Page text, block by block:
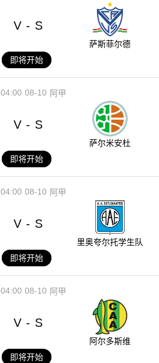
V - S
萨斯菲尔德
即将开始
08-10
04:00 阿甲
V - S
萨尔米安杜
即将开始
08-10
04:00 阿甲
V - S
里奥夸尔托学生队
即将开始
08-10
04:00 阿甲
V - S
阿尔多斯维
即将开始